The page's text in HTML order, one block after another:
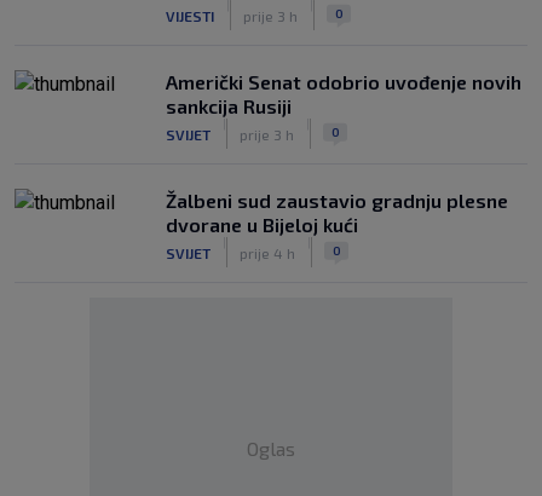
VIJESTI prije 3 h 0
Američki Senat odobrio uvođenje novih
sankcija Rusiji
SVIJET prije 3 h 0
Žalbeni sud zaustavio gradnju plesne
dvorane u Bijeloj kući
SVIJET prije 4 h 0
Oglas